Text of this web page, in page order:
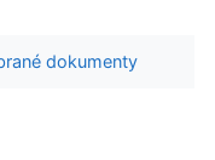
dokumenty